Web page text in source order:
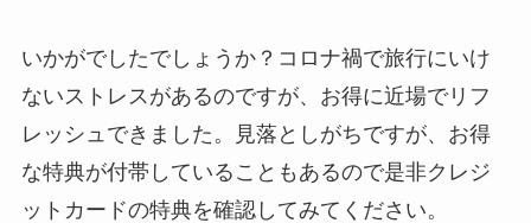
いかがでしたでしょうか？コロナ禍で旅行にいけ
ないストレスがあるのですが、お得に近場でリフ
レッシュできました。見落としがちですが、お得
な特典が付帯していることもあるので是非クレジ
ットカードの特典を確認してみてください。